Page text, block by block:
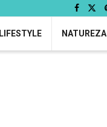
LIFESTYLE NATUREZA